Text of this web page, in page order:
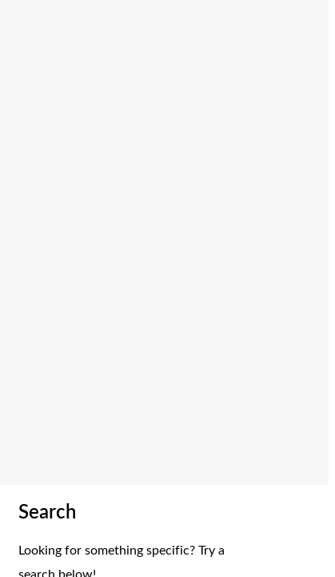
Search
Looking for something specific? Try a